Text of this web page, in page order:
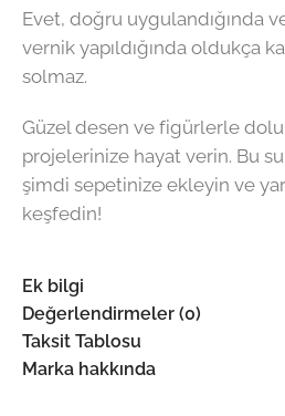
Evet, doğru uygulandığında
vernik yapıldığında oldukça
solmaz.
Güzel desen ve figürlerle
projelerinize hayat verin. Bu
şimdi sepetinize ekleyin ve
keşfedin!
Ek bilgi
Değerlendirmeler (0)
Taksit Tablosu
Marka hakkında